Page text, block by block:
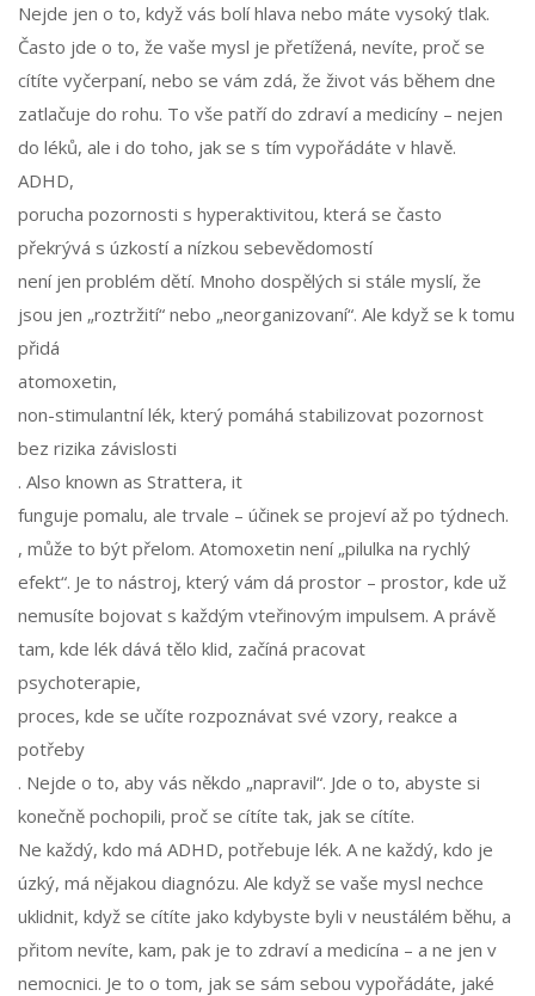
Nejde jen o to, když vás bolí hlava nebo máte vysoký tlak.
Často jde o to, že vaše mysl je přetížená, nevíte, proč se
cítíte vyčerpaní, nebo se vám zdá, že život vás během dne
zatlačuje do rohu. To vše patří do zdraví a medicíny – nejen
do léků, ale i do toho, jak se s tím vypořádáte v hlavě.
ADHD,
porucha pozornosti s hyperaktivitou, která se často
překrývá s úzkostí a nízkou sebevědomostí
není jen problém dětí. Mnoho dospělých si stále myslí, že
jsou jen „roztržití“ nebo „neorganizovaní“. Ale když se k tomu
přidá
atomoxetin,
non-stimulantní lék, který pomáhá stabilizovat pozornost
bez rizika závislosti
. Also known as Strattera, it
funguje pomalu, ale trvale – účinek se projeví až po týdnech.
, může to být přelom. Atomoxetin není „pilulka na rychlý
efekt“. Je to nástroj, který vám dá prostor – prostor, kde už
nemusíte bojovat s každým vteřinovým impulsem. A právě
tam, kde lék dává tělo klid, začíná pracovat
psychoterapie,
proces, kde se učíte rozpoznávat své vzory, reakce a
potřeby
. Nejde o to, aby vás někdo „napravil“. Jde o to, abyste si
konečně pochopili, proč se cítíte tak, jak se cítíte.
Ne každý, kdo má ADHD, potřebuje lék. A ne každý, kdo je
úzký, má nějakou diagnózu. Ale když se vaše mysl nechce
uklidnit, když se cítíte jako kdybyste byli v neustálém běhu, a
přitom nevíte, kam, pak je to zdraví a medicína – a ne jen v
nemocnici. Je to o tom, jak se sám sebou vypořádáte, jaké